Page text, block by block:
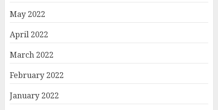
May 2022
April 2022
March 2022
February 2022
January 2022